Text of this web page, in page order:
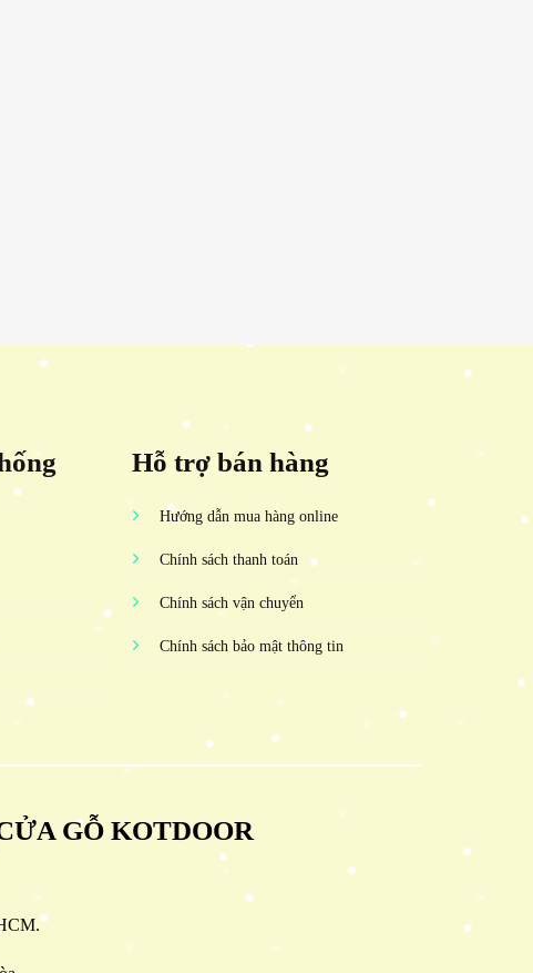
Hỗ trợ bán hàng
Hướng dẫn mua hàng online
Chính sách thanh toán
Chính sách vận chuyển
Chính sách bảo mật thông tin
GỖ KOTDOOR